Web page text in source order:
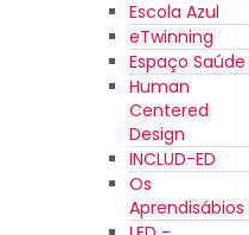
Escola Azul
eTwinning
Espaço Saúde
Human
Centered
Design
INCLUD-ED
Os
Aprendisábios